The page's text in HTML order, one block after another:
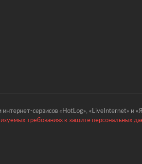
сервисов «HotLog», «LiveInternet» и
требованиях к защите персональных